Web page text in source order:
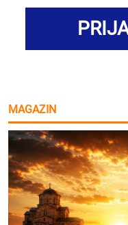
MAGAZIN